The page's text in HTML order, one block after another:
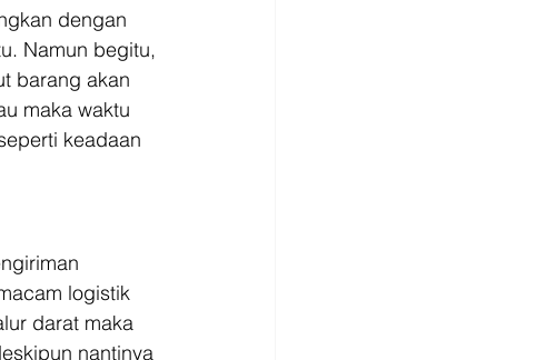
dengan
Namun begitu,
barang akan
maka waktu
keadaan
logistik
darat maka
nantinya